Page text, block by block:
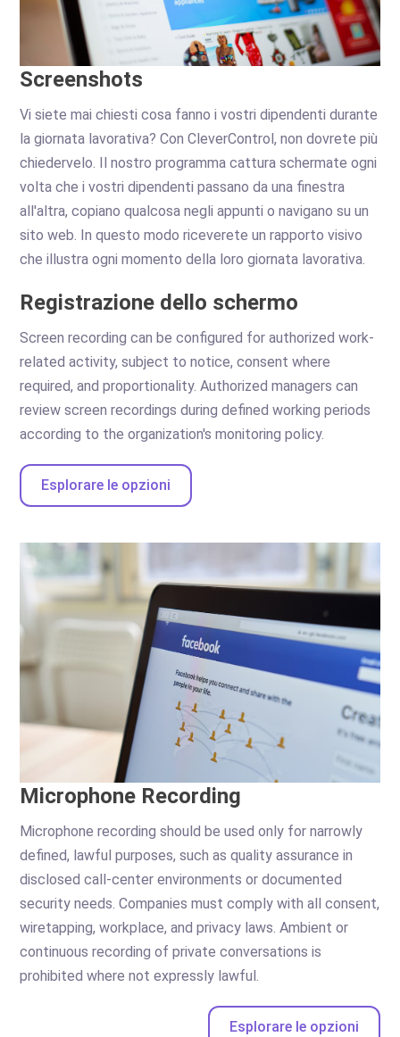
Screenshots
Vi siete mai chiesti cosa fanno i vostri dipendenti durante
la giornata lavorativa? Con CleverControl, non dovrete più
chiedervelo. Il nostro programma cattura schermate ogni
volta che i vostri dipendenti passano da una finestra
all'altra, copiano qualcosa negli appunti o navigano su un
sito web. In questo modo riceverete un rapporto visivo
che illustra ogni momento della loro giornata lavorativa.
Registrazione dello schermo
Screen recording can be configured for authorized work-
related activity, subject to notice, consent where
required, and proportionality. Authorized managers can
review screen recordings during defined working periods
according to the organization's monitoring policy.
Esplorare le opzioni
Microphone Recording
Microphone recording should be used only for narrowly
defined, lawful purposes, such as quality assurance in
disclosed call-center environments or documented
security needs. Companies must comply with all consent,
wiretapping, workplace, and privacy laws. Ambient or
continuous recording of private conversations is
prohibited where not expressly lawful.
Esplorare le opzioni